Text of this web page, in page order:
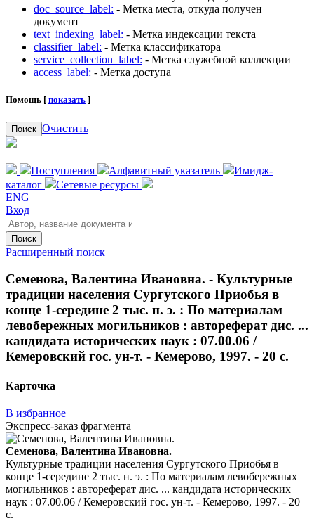
doc_source_label: - Метка места, откуда получен
документ
text_indexing_label: - Метка индексации текста
classifier_label: - Метка классификатора
service_collection_label: - Метка служебной коллекции
access_label: - Метка доступа
Помощь [ показать ]
Поиск Очистить
Поступления Алфавитный указатель
Имидж-
каталог
Сетевые ресурсы
ENG
Вход
Поиск
Расширенный поиск
Семенова, Валентина Ивановна. - Культурные
традиции населения Сургутского Приобья в
конце 1-середине 2 тыс. н. э. : По материалам
левобережных могильников : автореферат дис. ...
кандидата исторических наук : 07.00.06 /
Кемеровский гос. ун-т. - Кемерово, 1997. - 20 с.
Карточка
В избранное
Экспресс-заказ фрагмента
Семенова, Валентина Ивановна.
Культурные традиции населения Сургутского Приобья в
конце 1-середине 2 тыс. н. э. : По материалам левобережных
могильников : автореферат дис. ... кандидата исторических
наук : 07.00.06 / Кемеровский гос. ун-т. - Кемерово, 1997. - 20
с.